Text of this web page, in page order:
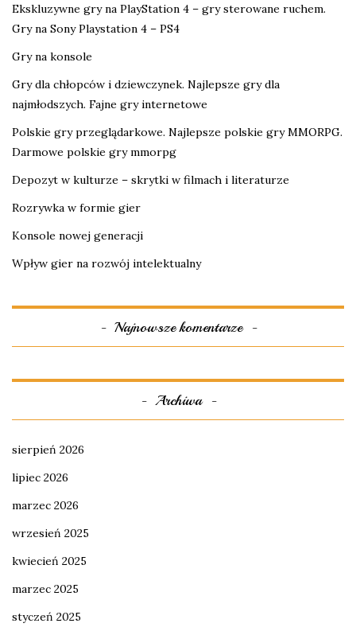
Ekskluzywne gry na PlayStation 4 – gry sterowane ruchem.
Gry na Sony Playstation 4 – PS4
Gry na konsole
Gry dla chłopców i dziewczynek. Najlepsze gry dla
najmłodszych. Fajne gry internetowe
Polskie gry przeglądarkowe. Najlepsze polskie gry MMORPG.
Darmowe polskie gry mmorpg
Depozyt w kulturze – skrytki w filmach i literaturze
Rozrywka w formie gier
Konsole nowej generacji
Wpływ gier na rozwój intelektualny
Najnowsze komentarze
Archiwa
sierpień 2026
lipiec 2026
marzec 2026
wrzesień 2025
kwiecień 2025
marzec 2025
styczeń 2025